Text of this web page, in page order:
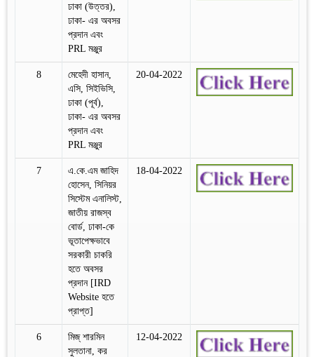
ঢাকা (উত্তর),
ঢাকা- এর অবসর
প্রদান এবং
PRL মঞ্জুর
8
মেহেদী হাসান,
এসি, সিইভিসি,
ঢাকা (পূর্ব),
ঢাকা- এর অবসর
প্রদান এবং
PRL মঞ্জুর
20-04-2022
7
এ.কে.এম জাহিদ
হোসেন, সিনিয়র
সিস্টেম এনালিস্ট,
জাতীয় রাজস্ব
বোর্ড, ঢাকা-কে
ভূতাপেক্ষভাবে
সরকারী চাকরি
হতে অবসর
প্রদান [IRD
Website হতে
প্রাপ্ত]
18-04-2022
6
মিজ্‌ শারমিন
সুলতানা, কর
12-04-2022